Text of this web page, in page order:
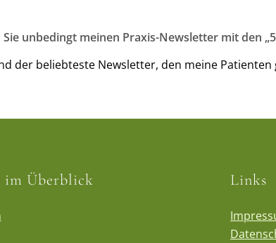
unbedingt meinen Praxis-Newsletter mit den
der beliebteste Newsletter, den meine
Überblick Links